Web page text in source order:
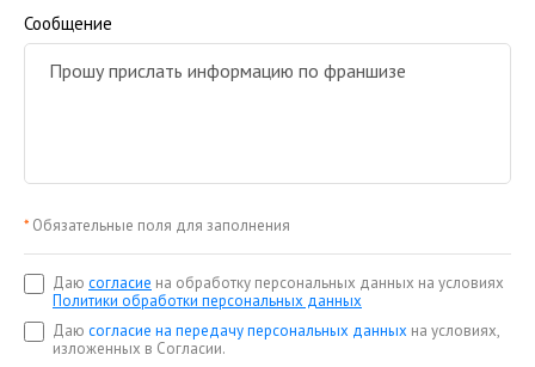
Сообщение
* Обязательные поля для заполнения
Даю согласие на обработку персональных данных на условиях
Политики обработки персональных данных
Даю согласие на передачу персональных данных на условиях,
изложенных в Согласии.